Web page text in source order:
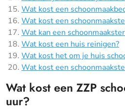
Wat kost een
Wat kost een
Wat kan een
Wat kost een huis reinigen?
Wat kost het om je huis
Wat kost een
Wat kost een ZZP
uur?